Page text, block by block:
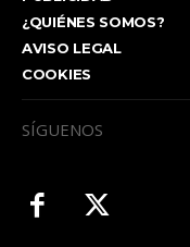
¿QUIÉNES SOMOS?
AVISO LEGAL
COOKIES
SÍGUENOS